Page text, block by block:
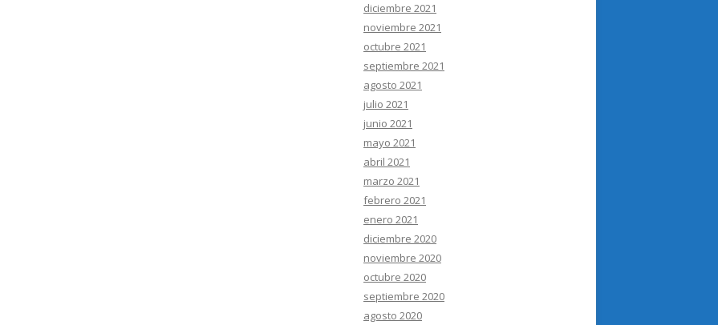
diciembre 2021
noviembre 2021
octubre 2021
septiembre 2021
agosto 2021
julio 2021
junio 2021
mayo 2021
abril 2021
marzo 2021
febrero 2021
enero 2021
diciembre 2020
noviembre 2020
octubre 2020
septiembre 2020
agosto 2020